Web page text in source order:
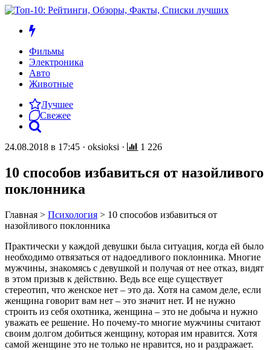
Фильмы
Электроника
Авто
Животные
Лучшее
Свежее
24.08.2018 в 17:45 · oksioksi · 1 226
10 способов избавиться от назойливого
поклонника
Главная > Психология > 10 способов избавиться от
назойливого поклонника
Практически у каждой девушки была ситуация, когда ей было
необходимо отвязаться от надоедливого поклонника. Многие
мужчины, знакомясь с девушкой и получая от нее отказ, видят
в этом призыв к действию. Ведь все еще существует
стереотип, что женское нет – это да. Хотя на самом деле, если
женщина говорит вам нет – это значит нет. И не нужно
строить из себя охотника, женщина – это не добыча и нужно
уважать ее решение. Но почему-то многие мужчины считают
своим долгом добиться женщину, которая им нравится. Хотя
самой женщине это не только не нравится, но и раздражает.